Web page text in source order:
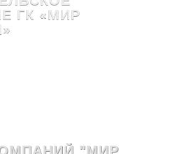
ГК «МИР
"МИР